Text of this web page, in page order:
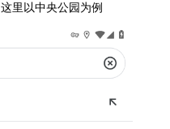
里以中央公园为例